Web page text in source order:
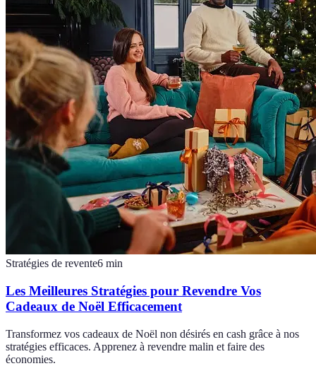
Stratégies de revente6 min
Les Meilleures Stratégies pour Revendre Vos
Cadeaux de Noël Efficacement
Transformez vos cadeaux de Noël non désirés en cash grâce à nos
stratégies efficaces. Apprenez à revendre malin et faire des
économies.